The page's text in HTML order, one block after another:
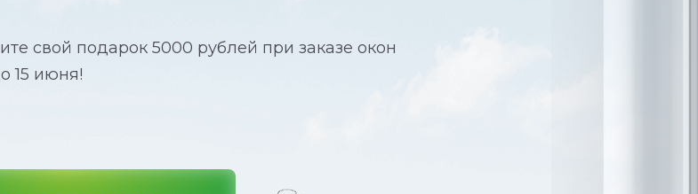
свой подарок 5000 рублей при заказе окон
15 июня!